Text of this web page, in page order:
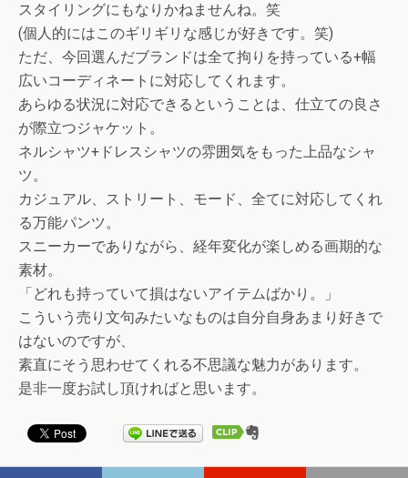
スタイリングにもなりかねませんね。笑
(個人的にはこのギリギリな感じが好きです。笑)
ただ、今回選んだブランドは全て拘りを持っている+幅
広いコーディネートに対応してくれます。
あらゆる状況に対応できるということは、仕立ての良さ
が際立つジャケット。
ネルシャツ+ドレスシャツの雰囲気をもった上品なシャ
ツ。
カジュアル、ストリート、モード、全てに対応してくれ
る万能パンツ。
スニーカーでありながら、経年変化が楽しめる画期的な
素材。
「どれも持っていて損はないアイテムばかり。」
こういう売り文句みたいなものは自分自身あまり好きで
はないのですが、
素直にそう思わせてくれる不思議な魅力があります。
是非一度お試し頂ければと思います。